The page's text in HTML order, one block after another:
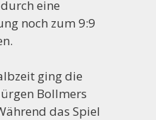
eine
noch zum 9:9
ging die
Bollmers
das Spiel